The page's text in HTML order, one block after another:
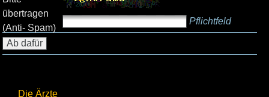
Die Ärzte
übertragen
(Anti- Spam)
Pflichtfeld